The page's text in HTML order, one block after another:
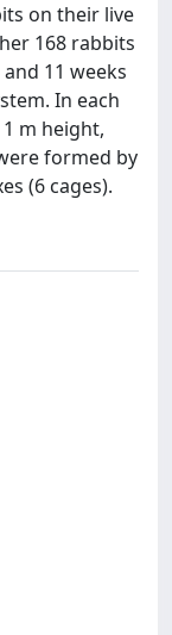
on their live
168 rabbits
11 weeks
In each
m height,
formed by
(6 cages).